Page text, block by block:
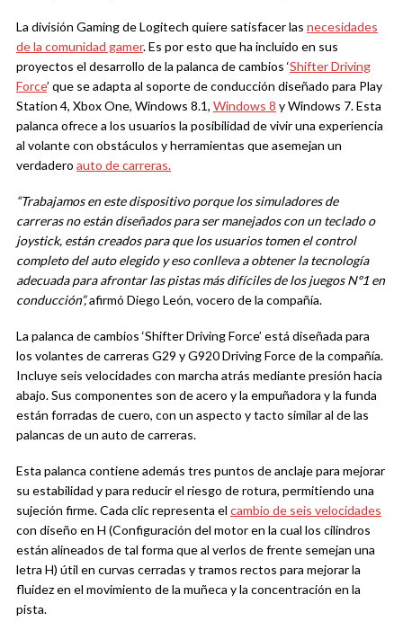
La división Gaming de Logitech quiere satisfacer las necesidades
de la comunidad gamer. Es por esto que ha incluido en sus
proyectos el desarrollo de la palanca de cambios ‘Shifter Driving
Force’ que se adapta al soporte de conducción diseñado para Play
Station 4, Xbox One, Windows 8.1, Windows 8 y Windows 7. Esta
palanca ofrece a los usuarios la posibilidad de vivir una experiencia
al volante con obstáculos y herramientas que asemejan un
verdadero auto de carreras.
“Trabajamos en este dispositivo porque los simuladores de
carreras no están diseñados para ser manejados con un teclado o
joystick, están creados para que los usuarios tomen el control
completo del auto elegido y eso conlleva a obtener la tecnología
adecuada para afrontar las pistas más difíciles de los juegos Nº1 en
conducción”,afirmó Diego León, vocero de la compañía.
La palanca de cambios ‘Shifter Driving Force’ está diseñada para
los volantes de carreras G29 y G920 Driving Force de la compañía.
Incluye seis velocidades con marcha atrás mediante presión hacia
abajo. Sus componentes son de acero y la empuñadora y la funda
están forradas de cuero, con un aspecto y tacto similar al de las
palancas de un auto de carreras.
Esta palanca contiene además tres puntos de anclaje para mejorar
su estabilidad y para reducir el riesgo de rotura, permitiendo una
sujeción firme. Cada clic representa el cambio de seis velocidades
con diseño en H (Configuración del motor en la cual los cilindros
están alineados de tal forma que al verlos de frente semejan una
letra H) útil en curvas cerradas y tramos rectos para mejorar la
fluidez en el movimiento de la muñeca y la concentración en la
pista.